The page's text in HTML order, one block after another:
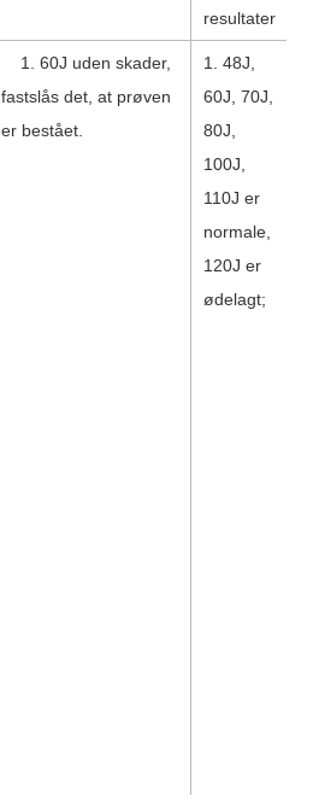
resultater
1. 60J uden skader,
fastslås det, at prøven
er bestået.
1. 48J,
60J, 70J,
80J,
100J,
110J er
normale,
120J er
ødelagt;